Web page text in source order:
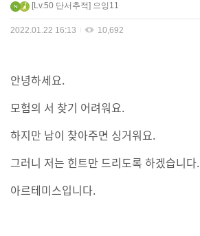
Lv.50 단서추적 으잉11
2022.01.22 16:13 10,692
안녕하세요.
모험의 서 찾기 어려워요.
하지만 남이 찾아주면 싱거워요.
그러니 저는 힌트만 드리도록 하겠습니다.
아르테미스입니다.